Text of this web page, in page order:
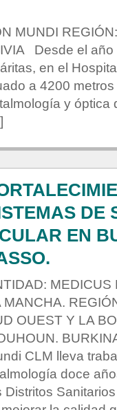
MUNDI
Desde el
en el
a 4200
y óptica
DE
EN
MEDICUS
MANCHA.
OUEST Y LA
CLM lleva
doce
Distritos